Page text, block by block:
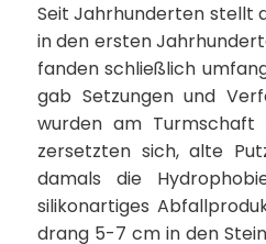
Seit Jahrhunderten stellt
in den ersten
fanden schließlich
gab Setzungen und
wurden am Turmschaft
zersetzten sich, alte
damals die
silikonartiges
drang 5-7 cm in den